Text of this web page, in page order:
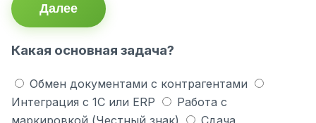
Далее
Какая основная задача?
Обмен документами с контрагентами
Интеграция с 1С или ERP
Работа с